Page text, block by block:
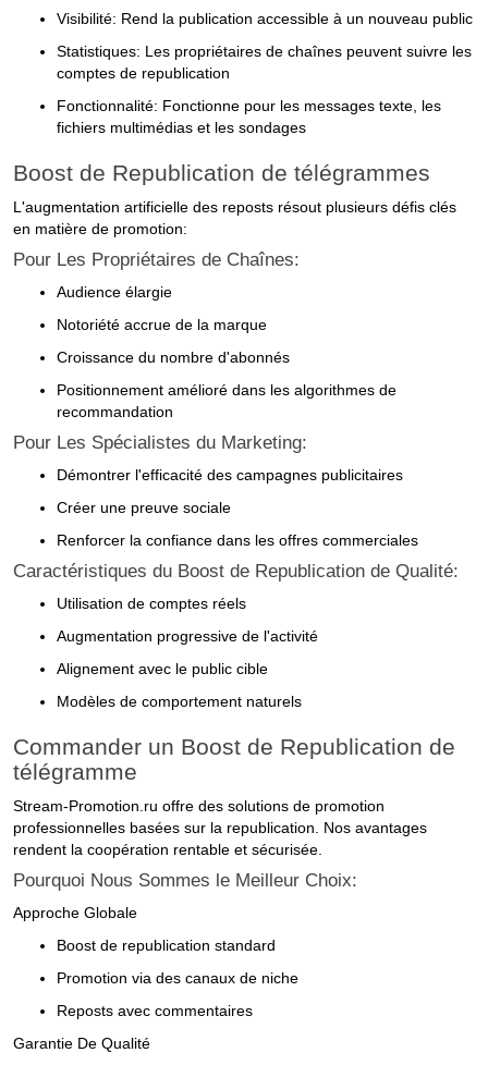
Visibilité: Rend la publication accessible à un nouveau public
Statistiques: Les propriétaires de chaînes peuvent suivre les
comptes de republication
Fonctionnalité: Fonctionne pour les messages texte, les
fichiers multimédias et les sondages
Boost de Republication de télégrammes
L'augmentation artificielle des reposts résout plusieurs défis clés
en matière de promotion:
Pour Les Propriétaires de Chaînes:
Audience élargie
Notoriété accrue de la marque
Croissance du nombre d'abonnés
Positionnement amélioré dans les algorithmes de
recommandation
Pour Les Spécialistes du Marketing:
Démontrer l'efficacité des campagnes publicitaires
Créer une preuve sociale
Renforcer la confiance dans les offres commerciales
Caractéristiques du Boost de Republication de Qualité:
Utilisation de comptes réels
Augmentation progressive de l'activité
Alignement avec le public cible
Modèles de comportement naturels
Commander un Boost de Republication de
télégramme
Stream-Promotion.ru offre des solutions de promotion
professionnelles basées sur la republication. Nos avantages
rendent la coopération rentable et sécurisée.
Pourquoi Nous Sommes le Meilleur Choix:
Approche Globale
Boost de republication standard
Promotion via des canaux de niche
Reposts avec commentaires
Garantie De Qualité